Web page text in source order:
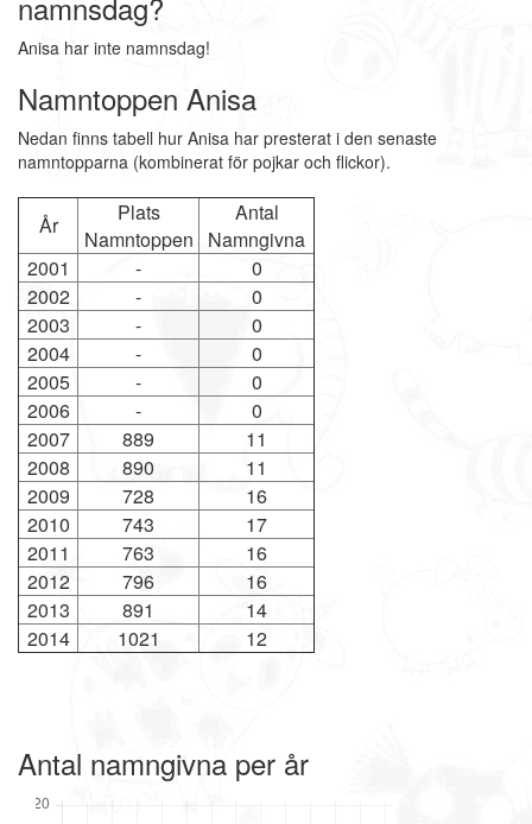
Anisa har inte namnsdag!
Namntoppen Anisa
Nedan finns tabell hur Anisa har presterat i den senaste
namntopparna (kombinerat för pojkar och flickor).
År
Plats
Namntoppen
Antal
Namngivna
2001
-
0
2002
-
0
2003
-
0
2004
-
0
2005
-
0
2006
-
0
2007
889
11
2008
890
11
2009
728
16
2010
743
17
2011
763
16
2012
796
16
2013
891
14
2014
1021 12
Antal namngivna per år